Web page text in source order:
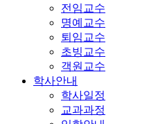
전임교수
명예교수
퇴임교수
초빙교수
객원교수
학사안내
학사일정
교과과정